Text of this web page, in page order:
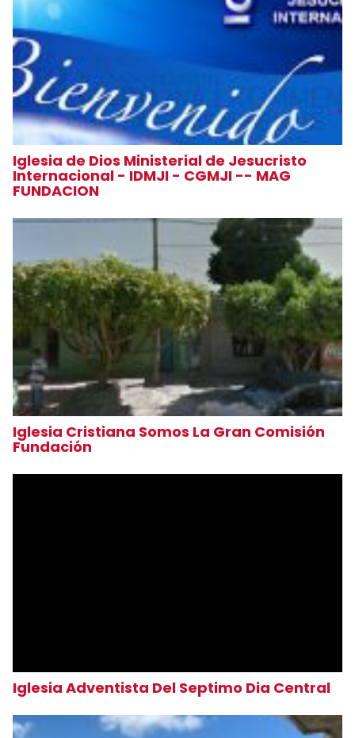
Iglesia de Dios Ministerial de Jesucristo
Internacional - IDMJI - CGMJI -- MAG
FUNDACION
Iglesia Cristiana Somos La Gran Comisión
Fundación
Iglesia Adventista Del Septimo Dia Central